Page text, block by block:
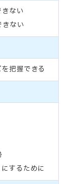
ない
ない
把握できる
するために